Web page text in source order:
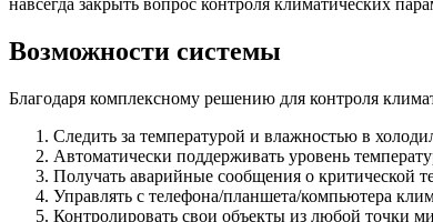
Возможности системы
Благодаря комплексному решению для контроля
Следить за температурой и влажностью в
Автоматически поддерживать уровень
Получать аварийные сообщения о критической
Управлять с телефона/планшета/компьютера
Контролировать свои объекты из любой точки